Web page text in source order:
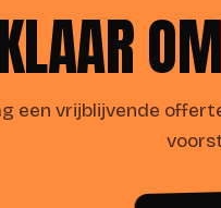
een vrijblijvende